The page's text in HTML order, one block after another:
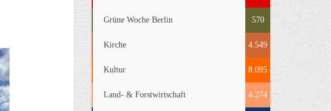
Grüne Woche Berlin 570
Kirche 4.549
Kultur 8.095
Land- & Forstwirtschaft 4.274